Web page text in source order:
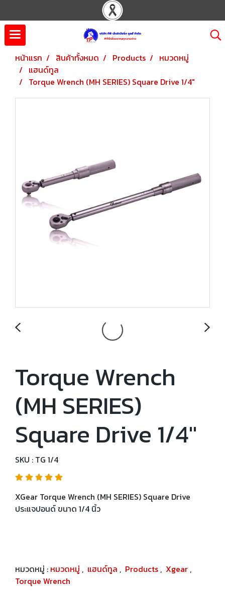
หน้าแรก สินค้าทั้งหมด Products
หมวดหมู่
แฮนด์ทูล
Torque Wrench (MH SERIES) Square Drive 1/4"
Torque Wrench
(MH SERIES)
Square Drive 1/4"
SKU : TG 1/4
XGear Torque Wrench (MH SERIES) Square Drive
ประแจปอนด์ ขนาด 1/4 นิ้ว
หมวดหมู่ : หมวดหมู่ , แฮนด์ทูล , Products , Xgear ,
Torque Wrench